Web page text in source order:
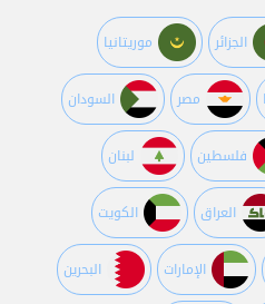
الجزائر موريتانيا
مصر السودان
فلسطين لبنان
العراق الكويت
اﻹمارات البحرين